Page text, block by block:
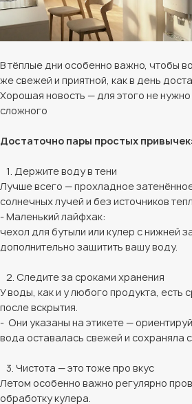
В тёплые дни особенно важно, чтобы
же свежей и приятной, как в день
Хорошая новость — для этого не
сложного
Достаточно пары простых привычек:
1. Держите воду в тени
Лучше всего — прохладное
солнечных лучей и без источников
- Маленький лайфхак:
чехол для бутыли или кулер с нижней
дополнительно защитить вашу воду.
2. Следите за сроками хранения
У воды, как и у любого продукта, есть
после вскрытия.
- Они указаны на этикете —
вода оставалась свежей и сохраняла
3. Чистота — это тоже про вкус
Летом особенно важно регулярно
обработку кулера.